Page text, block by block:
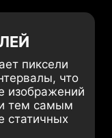
пиксели
что
изображений
тем самым
статичных